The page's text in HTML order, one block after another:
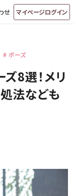
せ マイページログイン
ポーズ
8選！メリ
法なども